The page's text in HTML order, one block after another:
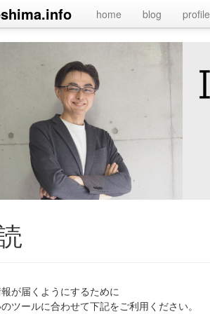
home blog profile
が届くようにするために
ツールに合わせて下記をご利用ください。